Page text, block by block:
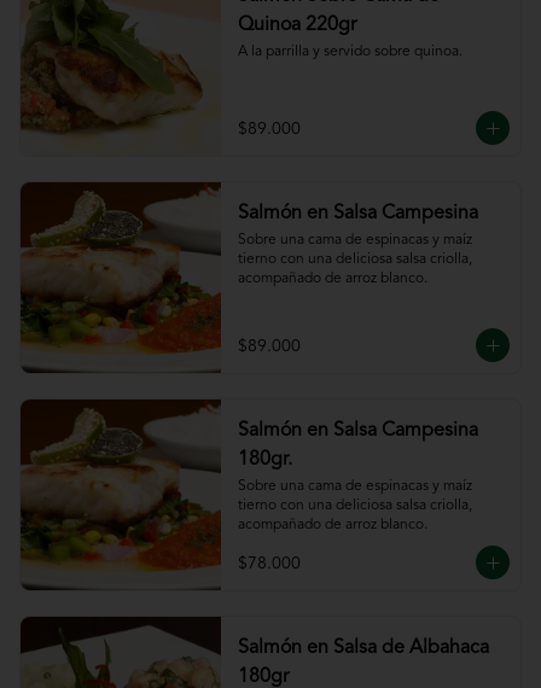
Quinoa 220gr
A la parrilla y servido sobre quinoa.
$89.000
Salmón en Salsa Campesina
Sobre una cama de espinacas y maíz
tierno con una deliciosa salsa criolla,
acompañado de arroz blanco.
$89.000
Salmón en Salsa Campesina
180gr.
Sobre una cama de espinacas y maíz
tierno con una deliciosa salsa criolla,
acompañado de arroz blanco.
$78.000
Salmón en Salsa de Albahaca
180gr